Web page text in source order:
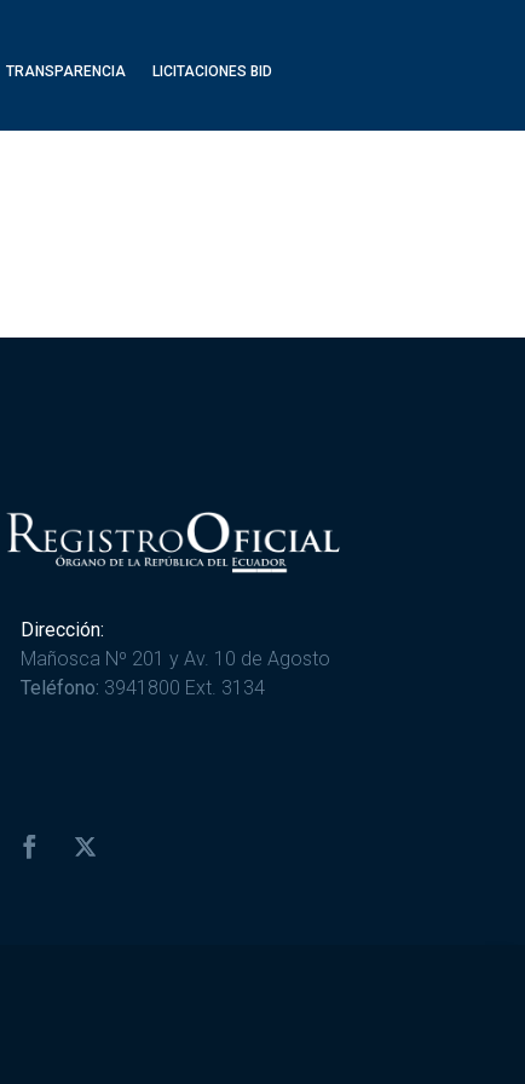
TRANSPARENCIA LICITACIONES BID
Dirección:
Mañosca Nº 201 y Av. 10 de Agosto
Teléfono: 3941800 Ext. 3134